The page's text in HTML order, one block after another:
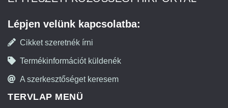
Lépjen velünk kapcsolatba:
Cikket szeretnék írni
Termékinformációt küldenék
A szerkesztőséget keresem
TERVLAP MENÜ